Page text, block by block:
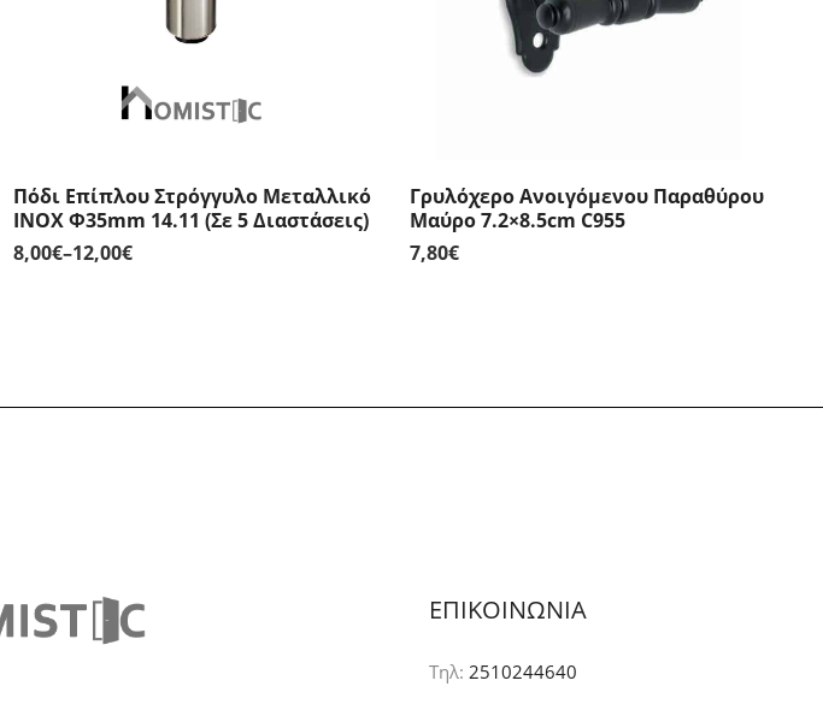
Πόδι Επίπλου Στρόγγυλο Μεταλλικό
INOX Φ35mm 14.11 (Σε 5 Διαστάσεις)
8,00€–12,00€Price
Γρυλόχερο Ανοιγόμενου Παραθύρου
Μαύρο 7.2×8.5cm C955
7,80€
ΕΠΙΚΟΙΝΩΝΙΑ
Τηλ: 2510244640